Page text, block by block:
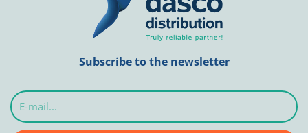
Subscribe to the newsletter
E-
mail...